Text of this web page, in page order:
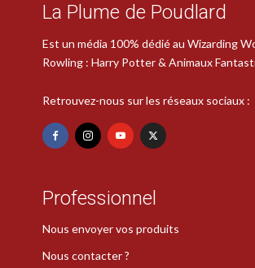
La Plume de Poudlard
Est un média 100% dédié au Wizarding
Rowling : Harry Potter & Animaux
Retrouvez-nous sur les réseaux sociaux :
Professionnel
Nous envoyer vos produits
Nous contacter ?